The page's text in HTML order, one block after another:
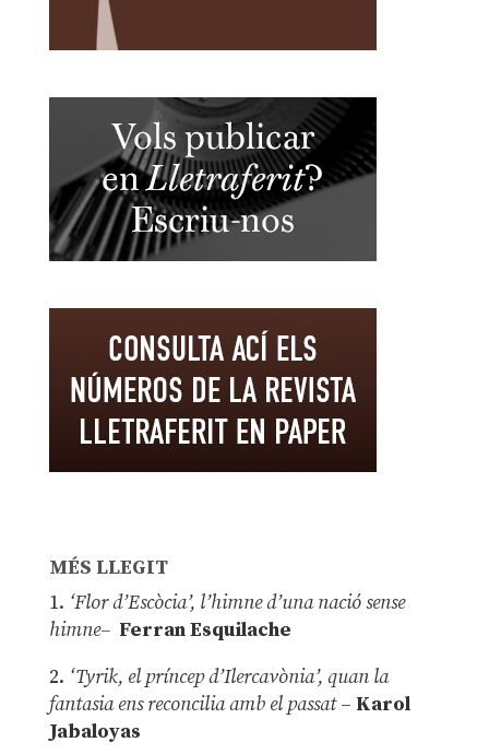
MÉS LLEGIT
1. ‘Flor d’Escòcia’, l’himne d’una nació sense
himne– Ferran Esquilache
2. ‘Tyrik, el príncep d’Ilercavònia’, quan la
fantasia ens reconcilia amb el passat– Karol
Jabaloyas